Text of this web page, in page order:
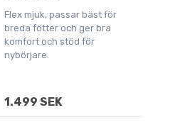
Flex mjuk, passar bäst för
breda fötter och ger bra
komfort och stöd för
nybörjare.
1.499 SEK